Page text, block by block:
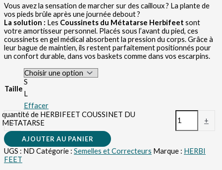
Vous avez la sensation de marcher sur des cailloux ? La plante de
vos pieds brûle après une journée debout ?
La solution : Les Coussinets du Métatarse Herbifeet sont
votre amortisseur personnel. Placés sous l’avant du pied, ces
coussinets en gel médical absorbent la pression du corps. Grâce à
leur bague de maintien, ils restent parfaitement positionnés pour
un confort durable, dans vos baskets comme dans vos escarpins.
Taille
S
L
Effacer
-
quantité de HERBIFEET COUSSINET DU
METATARSE
+
AJOUTER AU PANIER
UGS : ND Catégorie : Semelles et Correcteurs Marque : HERBI
FEET